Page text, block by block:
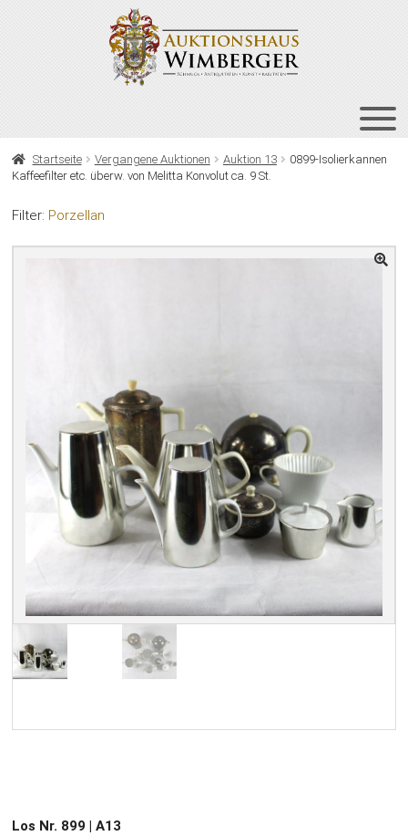
HOME
NEWSLETTER
Startseite Vergangene Auktionen Auktion 13
0899-Isolierkannen
Kaffeefilter etc. überw. von Melitta Konvolut ca. 9 St.
Filter: Porzellan
Los Nr. 899 | A13